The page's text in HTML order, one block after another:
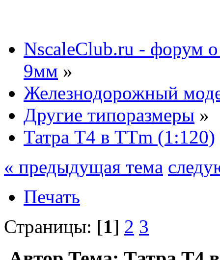
NscaleClub.ru - форум
9мм »
Железнодорожный
Другие типоразмеры »
Татра Т4 в TTm (1:120)
« предыдущая тема
Печать
Страницы: [1] 2 3